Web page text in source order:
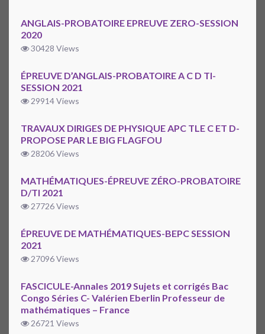
ANGLAIS-PROBATOIRE EPREUVE ZERO-SESSION
2020
30428 Views
ÉPREUVE D’ANGLAIS-PROBATOIRE A C D TI-
SESSION 2021
29914 Views
TRAVAUX DIRIGES DE PHYSIQUE APC TLE C ET D-
PROPOSE PAR LE BIG FLAGFOU
28206 Views
MATHÉMATIQUES-ÉPREUVE ZÉRO-PROBATOIRE
D/TI 2021
27726 Views
ÉPREUVE DE MATHÉMATIQUES-BEPC SESSION
2021
27096 Views
FASCICULE-Annales 2019 Sujets et corrigés Bac
Congo Séries C- Valérien Eberlin Professeur de
mathématiques – France
26721 Views